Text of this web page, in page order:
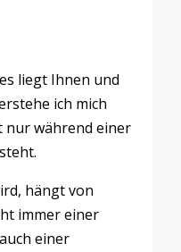
liegt Ihnen und
ich mich
nur während einer
hängt von
immer einer
einer